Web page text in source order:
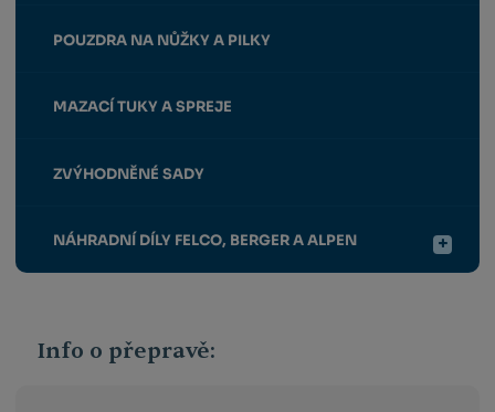
POUZDRA NA NŮŽKY A PILKY
MAZACÍ TUKY A SPREJE
ZVÝHODNĚNÉ SADY
NÁHRADNÍ DÍLY FELCO, BERGER A ALPEN
Info o přepravě: